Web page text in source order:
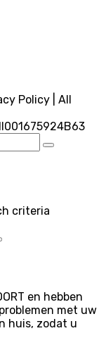
Policy | All
criteria
en hebben
met uw
huis, zodat u